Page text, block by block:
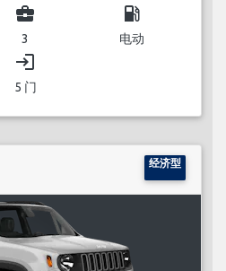
business_center
3
local_gas_station
电动
login
5 门
经济型